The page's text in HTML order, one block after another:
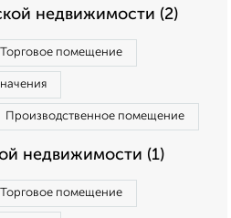
недвижимости (2)
Торговое помещение
Производственное помещение
недвижимости (1)
Торговое помещение